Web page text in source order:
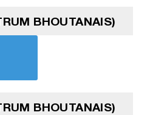
BHOUTANAIS)
BHOUTANAIS)